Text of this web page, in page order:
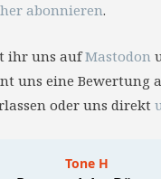
abonnieren.
ihr uns aufMastodon
uns eine Bewertung
oder uns direkt